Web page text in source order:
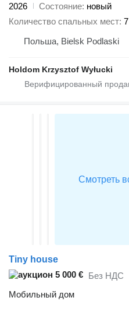
2026
Состояние новый
Количество спальных мест 7
Польша, Bielsk Podlaski
Holdom Krzysztof Wyłucki
Tiny house
5 000 € Без НДС
Мобильный дом